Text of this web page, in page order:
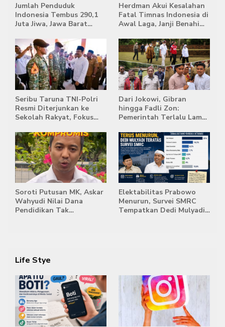
Jumlah Penduduk
Indonesia Tembus 290,1
Juta Jiwa, Jawa Barat
Terpadat
Herdman Akui Kesalahan
Fatal Timnas Indonesia di
Awal Laga, Janji Benahi
Singapura
Seribu Taruna TNI-Polri
Resmi Diterjunkan ke
Sekolah Rakyat, Fokus
Kemandirian Siswa
Dari Jokowi, Gibran
hingga Fadli Zon:
Pemerintah Terlalu Lama
Stockpile Batu Bara Masih
Mengepung Candi Muaro
Jambi
Soroti Putusan MK, Askar
Wahyudi Nilai Dana
Pendidikan Tak
Elektabilitas Prabowo
Menurun, Survei SMRC
Tempatkan Dedi Mulyadi
Life Stye